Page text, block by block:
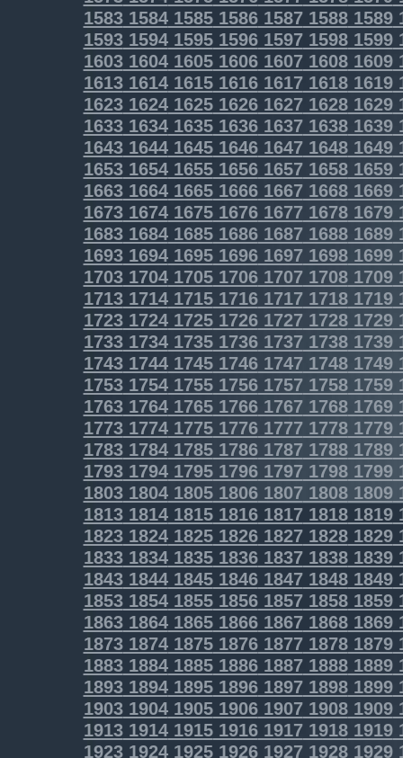
1583158415851586158715881589
1593159415951596159715981599
1603160416051606160716081609
1613161416151616161716181619
1623162416251626162716281629
1633163416351636163716381639
1643164416451646164716481649
1653165416551656165716581659
1663166416651666166716681669
1673167416751676167716781679
1683168416851686168716881689
16931694169516961697 16981699
17031704170517061707 17081709
1713171417151716171717181719
17231724172517261727 17281729
17331734173517361737 17381739
17431744174517461747 17481749
17531754175517561757 17581759
17631764176517661767 17681769
17731774177517761777 17781779
17831784178517861787 17881789
17931794179517961797 17981799
18031804180518061807 18081809
1813181418151816181718181819
1823182418251826182718281829
1833183418351836183718381839
1843184418451846184718481849
1853185418551856185718581859
1863186418651866186718681869
1873187418751876187718781879
1883188418851886188718881889
1893189418951896189718981899
1903190419051906190719081909
1913191419151916191719181919
1923192419251926192719281929